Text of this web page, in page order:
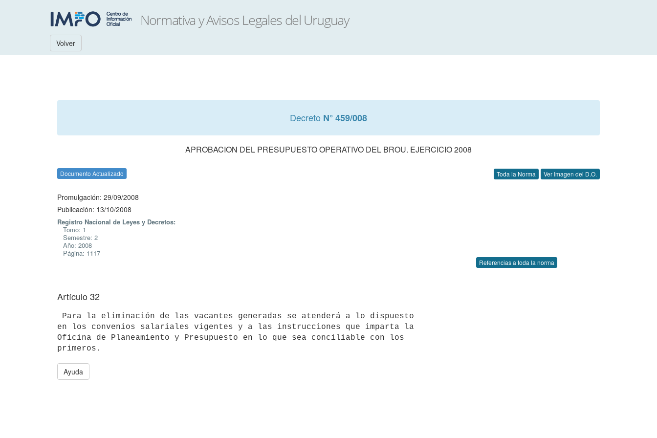
Volver
Decreto N° 459/008
APROBACION DEL PRESUPUESTO OPERATIVO DEL BROU. EJERCICIO 2008
Documento Actualizado Toda la Norma Ver Imagen del D.O.
Promulgación: 29/09/2008
Publicación: 13/10/2008
Registro Nacional de Leyes y Decretos:
Tomo: 1
Semestre: 2
Año: 2008
Página: 1117
Referencias a toda la norma
Artículo 32
en los convenios salariales vigentes y a las instrucciones que imparta la
Oficina de Planeamiento y Presupuesto en lo que sea conciliable con los
Ayuda